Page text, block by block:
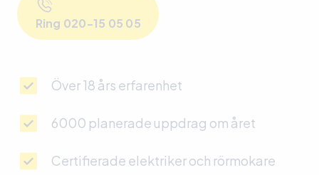
Ring 020-15 05 05
Över 18 års erfarenhet
6000 planerade uppdrag om året
Certifierade elektriker och rörmokare